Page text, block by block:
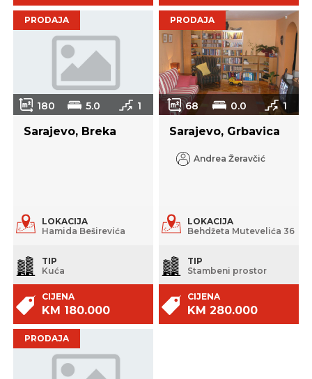
PRODAJA
180 5.0 1
Sarajevo, Breka
LOKACIJA
Hamida Beširevića
TIP
Kuća
CIJENA
KM 180.000
PRODAJA
68 0.0 1
Sarajevo, Grbavica
Andrea Žeravčić
LOKACIJA
Behdžeta Mutevelića 36
TIP
Stambeni prostor
CIJENA
KM 280.000
PRODAJA